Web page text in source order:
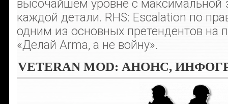
высочайшем уровне с максимальной
каждой детали. RHS: Escalation по
одним из основных претендентов на
«Делай Arma, а не войну».
VETERAN MOD: АНОНС,